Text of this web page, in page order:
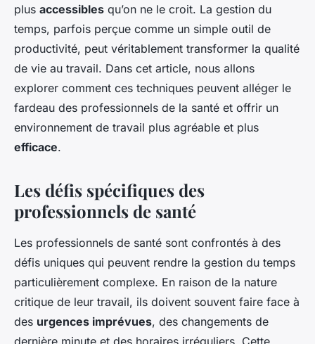
Léo• 31 janvier 2025•6 min de lecture
plus accessibles qu’on ne le croit. La gestion du
temps, parfois perçue comme un simple outil de
productivité, peut véritablement transformer la qualité
de vie au travail. Dans cet article, nous allons
explorer comment ces techniques peuvent alléger le
fardeau des professionnels de la santé et offrir un
environnement de travail plus agréable et plus
efficace.
Les défis spécifiques des
professionnels de santé
Les professionnels de santé sont confrontés à des
défis uniques qui peuvent rendre la gestion du temps
particulièrement complexe. En raison de la nature
critique de leur travail, ils doivent souvent faire face à
des urgences imprévues, des changements de